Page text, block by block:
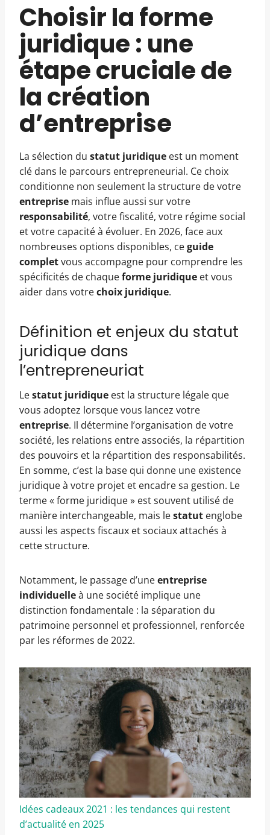
Choisir la forme
juridique : une
étape cruciale de
la création
d’entreprise
La sélection du statut juridique est un moment
clé dans le parcours entrepreneurial. Ce choix
conditionne non seulement la structure de votre
entreprise mais influe aussi sur votre
responsabilité, votre fiscalité, votre régime social
et votre capacité à évoluer. En 2026, face aux
nombreuses options disponibles, ceguide
completvous accompagne pour comprendre les
spécificités de chaqueforme juridique et vous
aider dans votrechoix juridique.
Définition et enjeux du statut
juridique dans
l’entrepreneuriat
Lestatut juridique est la structure légale que
vous adoptez lorsque vous lancez votre
entreprise. Il détermine l’organisation de votre
société, les relations entre associés, la répartition
des pouvoirs et la répartition des responsabilités.
En somme, c’est la base qui donne une existence
juridique à votre projet et encadre sa gestion. Le
terme « forme juridique » est souvent utilisé de
manière interchangeable, mais lestatut englobe
aussi les aspects fiscaux et sociaux attachés à
cette structure.
Notamment, le passage d’uneentreprise
individuelleà une société implique une
distinction fondamentale : la séparation du
patrimoine personnel et professionnel, renforcée
par les réformes de 2022.
Idées cadeaux 2021 : les tendances qui restent
d’actualité en 2025